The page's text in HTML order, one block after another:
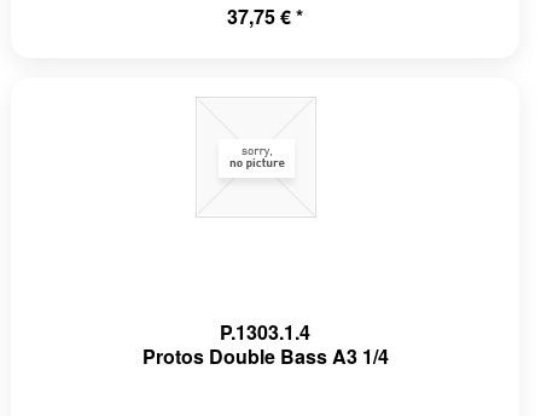
37,75 € *
P.1303.1.4
Protos Double Bass A3 1/4